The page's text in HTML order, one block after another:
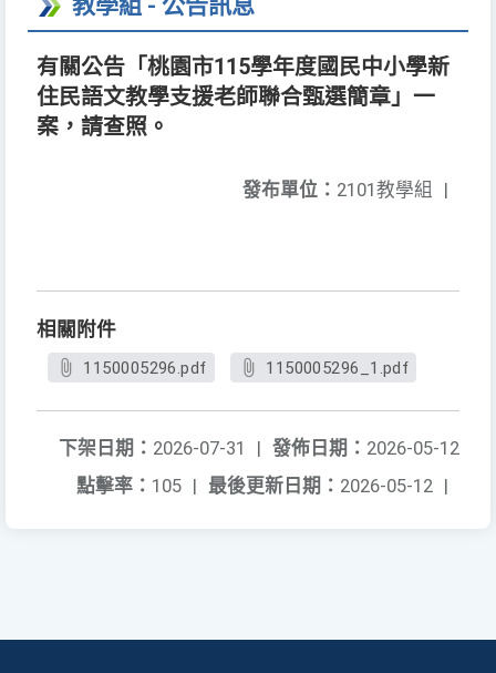
有關公告「桃園市115學年度國民中小學新
住民語文教學支援老師聯合甄選簡章」一
案，請查照。
發布單位： 2101教學組 |
相關附件
1150005296.pdf 1150005296_1.pdf
發佈日期： 2026-05-12
下架日期： 2026-07-31
|
最後更新日期： 2026-05-12 |
點擊率： 105 |